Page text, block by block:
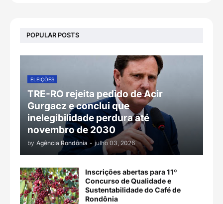
POPULAR POSTS
ELEIÇÕES
TRE-RO rejeita pedido de Acir
Gurgacz e conclui que
inelegibilidade perdura até
novembro de 2030
by Agência Rondônia - julho 03, 2026
Inscrições abertas para 11º
Concurso de Qualidade e
Sustentabilidade do Café de
Rondônia